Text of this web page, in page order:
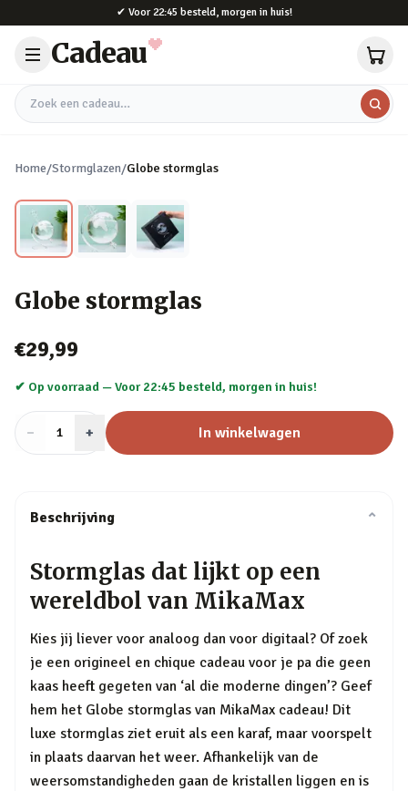
✔ Voor 22:45 besteld, morgen in huis!
Cadeau
Zoek een cadeau
Home/Stormglazen/Globe stormglas
Globe stormglas
€29,99
✔ Op voorraad —Voor 22:45 besteld, morgen in huis!
− Aantal
1 + In winkelwagen
Beschrijving ⌄
Stormglas dat lijkt op een
wereldbol van MikaMax
Kies jij liever voor analoog dan voor digitaal? Of zoek
je een origineel en chique cadeau voor je pa die geen
kaas heeft gegeten van ‘al die moderne dingen’? Geef
hem het Globe stormglas van MikaMax cadeau! Dit
luxe stormglas ziet eruit als een karaf, maar voorspelt
in plaats daarvan het weer. Afhankelijk van de
weersomstandigheden gaan de kristallen liggen en is